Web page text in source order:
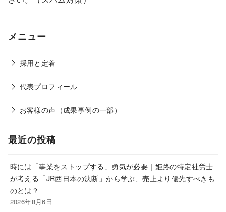
メニュー
採用と定着
代表プロフィール
お客様の声（成果事例の一部）
最近の投稿
時には「事業をストップする」勇気が必要｜姫路の特定社労士
が考える「JR西日本の決断」から学ぶ、売上より優先すべきも
のとは？
2026年8月6日